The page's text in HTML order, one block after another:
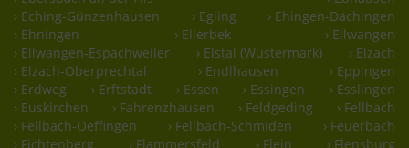
› Eching-Günzenhausen
› Egling
› Ehingen-Dächingen
› Ehningen
› Ellerbek
› Ellwangen
› Ellwangen-Espachweiler
› Elstal (Wustermark)
› Elzach
› Elzach-Oberprechtal
› Endlhausen
› Eppingen
› Erdweg
› Erftstadt › Essen › Essingen
› Esslingen
› Euskirchen
› Fahrenzhausen › Feldgeding
› Fellbach
› Fellbach-Oeffingen
› Fellbach-Schmiden
› Feuerbach
› Fichtenberg
› Flammersfeld › Flein
› Flensburg